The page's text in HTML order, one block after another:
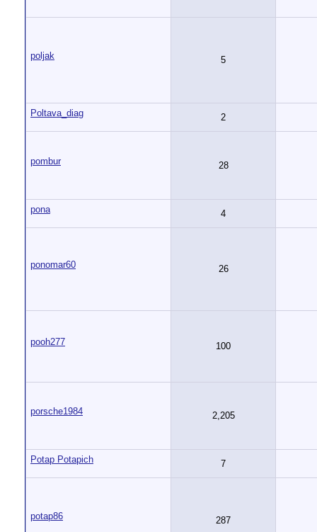
poljak 5
Poltava_diag 2
pombur 28
pona 4
ponomar60 26
pooh277 100
porsche1984 2,205
Potap Potapich 7
potap86 287